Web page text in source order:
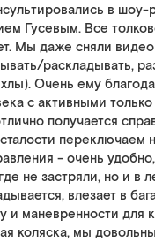
в шоу-
Гусевым. Все
Мы даже сняли
раскладывать,
Очень ему
с активными
получается
переключаем
- очень
не застряли, но и в
влезает в
и маневренности для
коляска, мы